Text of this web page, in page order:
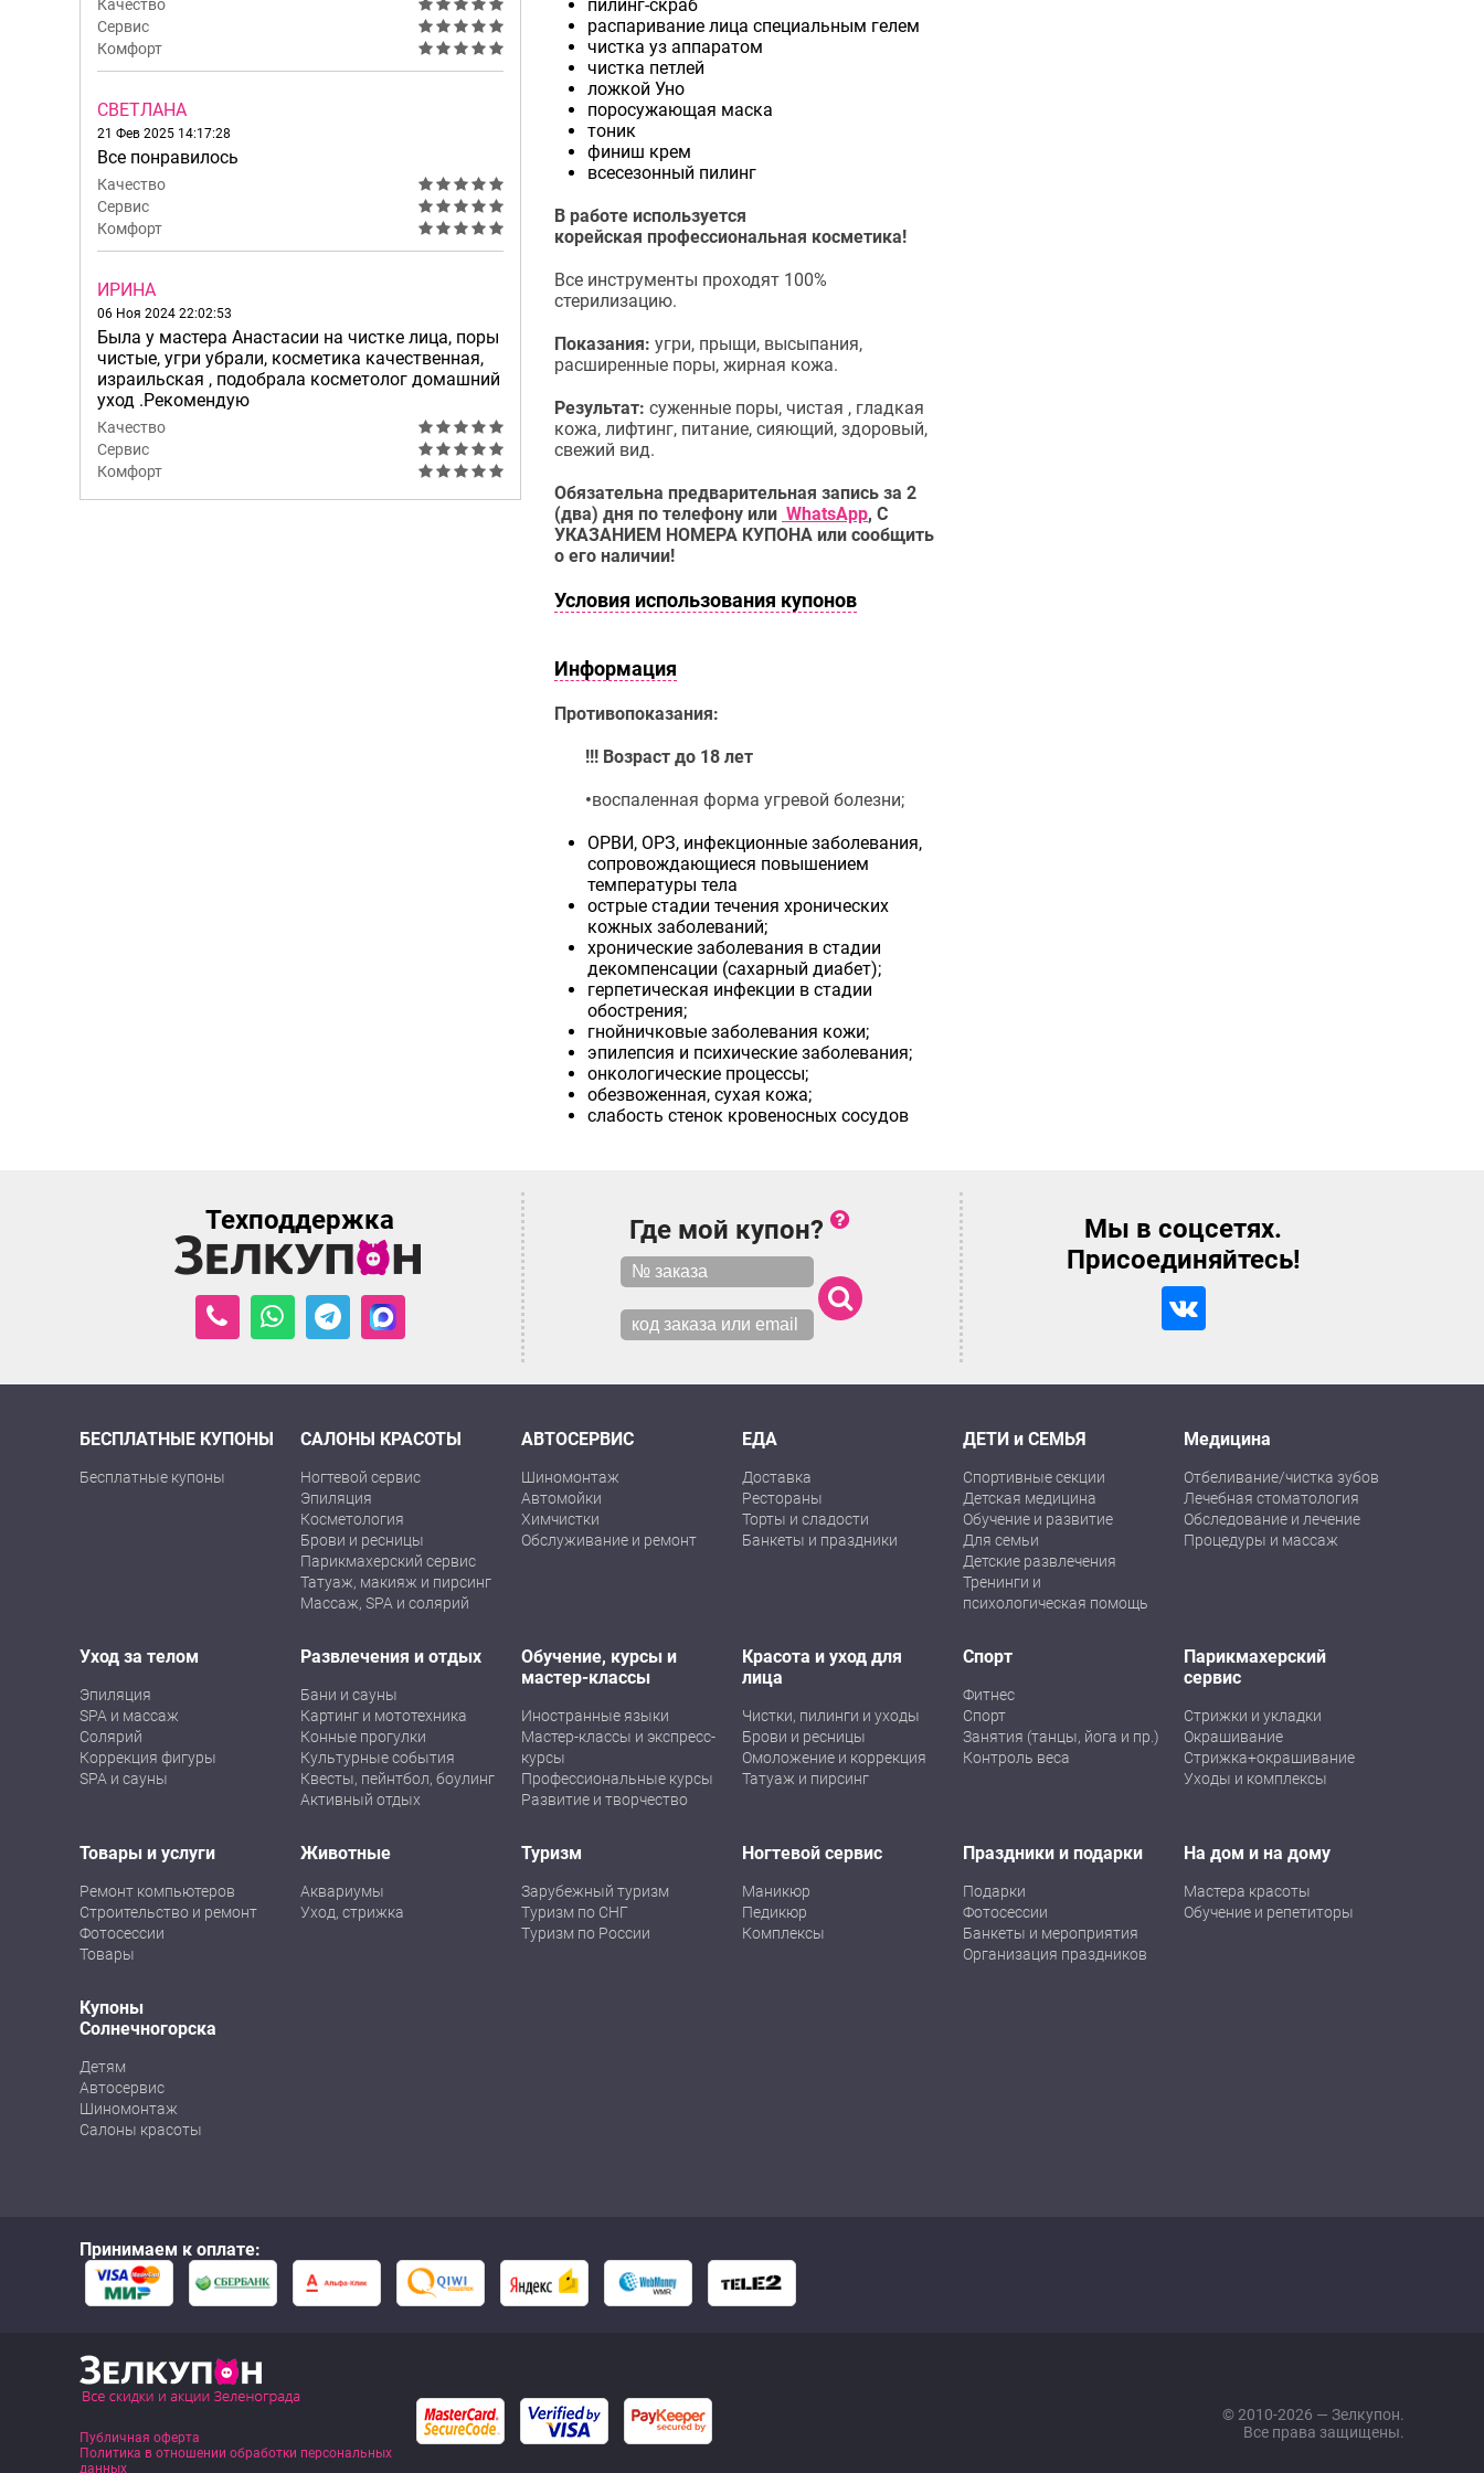
Качество
Сервис
Комфорт
СВЕТЛАНА
21 Фев 2025 14:17:28
Все понравилось
Качество
Сервис
Комфорт
ИРИНА
06 Ноя 2024 22:02:53
Была у мастера Анастасии на чистке лица, поры
чистые, угри убрали, косметика качественная,
израильская , подобрала косметолог домашний
уход .Рекомендую
Качество
Сервис
Комфорт
пилинг-скраб
распаривание лица специальным гелем
чистка уз аппаратом
чистка петлей
ложкой Уно
поросужающая маска
тоник
финиш крем
всесезонный пилинг
В работе используется
корейская профессиональная косметика!
Все инструменты проходят 100%
стерилизацию.
Показания: угри, прыщи, высыпания,
расширенные поры, жирная кожа.
Результат: суженные поры, чистая , гладкая
кожа, лифтинг, питание, сияющий, здоровый,
свежий вид.
Обязательна предварительная запись за 2
(два) дня по телефону или WhatsApp, С
УКАЗАНИЕМ НОМЕРА КУПОНА или сообщить
о его наличии!
Условия использования купонов
Информация
Противопоказания:
!!! Возраст до 18 лет
•воспаленная форма угревой болезни;
ОРВИ, ОРЗ, инфекционные заболевания,
сопровождающиеся повышением
температуры тела
острые стадии течения хронических
кожных заболеваний;
хронические заболевания в стадии
декомпенсации (сахарный диабет);
герпетическая инфекции в стадии
обострения;
гнойничковые заболевания кожи;
эпилепсия и психические заболевания;
онкологические процессы;
обезвоженная, сухая кожа;
слабость стенок кровеносных сосудов
Техподдержка Где мой купон?
Мы в соцсетях.
Присоединяйтесь!
БЕСПЛАТНЫЕ КУПОНЫ
Бесплатные купоны
САЛОНЫ КРАСОТЫ
Ногтевой сервис
Эпиляция
Косметология
Брови и ресницы
Парикмахерский сервис
Татуаж, макияж и пирсинг
Массаж, SPA и солярий
АВТОСЕРВИС
Шиномонтаж
Автомойки
Химчистки
Обслуживание и ремонт
ЕДА
Доставка
Рестораны
Торты и сладости
Банкеты и праздники
ДЕТИ и СЕМЬЯ
Спортивные секции
Детская медицина
Обучение и развитие
Для семьи
Детские развлечения
Тренинги и
психологическая помощь
Медицина
Отбеливание/чистка зубов
Лечебная стоматология
Обследование и лечение
Процедуры и массаж
Уход за телом
Эпиляция
SPA и массаж
Солярий
Коррекция фигуры
SPA и сауны
Развлечения и отдых
Бани и сауны
Картинг и мототехника
Конные прогулки
Культурные события
Квесты, пейнтбол, боулинг
Активный отдых
Обучение, курсы и
мастер-классы
Иностранные языки
Мастер-классы и экспресс-
курсы
Профессиональные курсы
Развитие и творчество
Красота и уход для
лица
Чистки, пилинги и уходы
Брови и ресницы
Омоложение и коррекция
Татуаж и пирсинг
Спорт
Фитнес
Спорт
Занятия (танцы, йога и пр.)
Контроль веса
Парикмахерский
сервис
Стрижки и укладки
Окрашивание
Стрижка+окрашивание
Уходы и комплексы
Товары и услуги
Ремонт компьютеров
Строительство и ремонт
Фотосессии
Товары
Животные
Аквариумы
Уход, стрижка
Туризм
Зарубежный туризм
Туризм по СНГ
Туризм по России
Ногтевой сервис
Маникюр
Педикюр
Комплексы
Праздники и подарки
Подарки
Фотосессии
Банкеты и мероприятия
Организация праздников
На дом и на дому
Мастера красоты
Обучение и репетиторы
Купоны
Солнечногорска
Детям
Автосервис
Шиномонтаж
Салоны красоты
Принимаем к оплате:
Публичная оферта
Политика в отношении обработки персональных
данных
© 2010-2026 — Зелкупон.
Все права защищены.